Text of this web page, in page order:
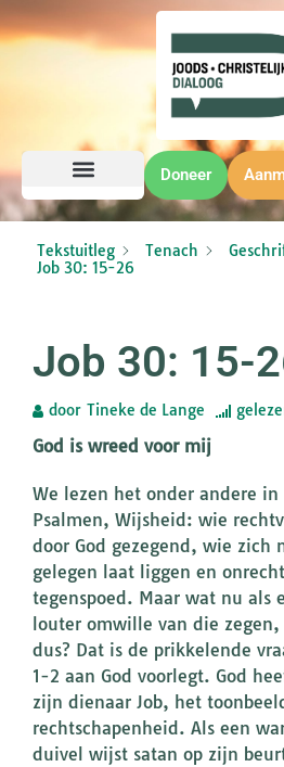
Doneer
Tekstuitleg Tenach
Job 30: 15-26
Job 30: 15-
door Tineke de Lange
God is wreed voor mij
We lezen het onder andere
Psalmen, Wijsheid: wie
door God gezegend, wie zich
gelegen laat liggen en
tegenspoed. Maar wat nu als
louter omwille van die
dus? Dat is de prikkelende
1-2 aan God voorlegt. God
zijn dienaar Job, het
rechtschapenheid. Als een
duivel wijst satan op zijn